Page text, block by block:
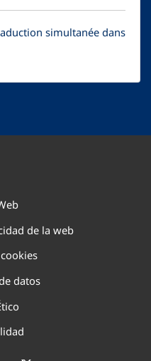
simultanée dans
de la web
datos